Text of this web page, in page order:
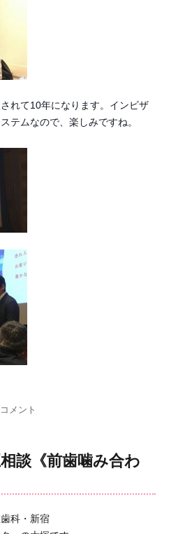
れて10年になります。インビザ
テムなので、楽しみですね。
イ
ザ
ラ
ン
10
周
コメント
談《前歯噛み合わ
科・新宿